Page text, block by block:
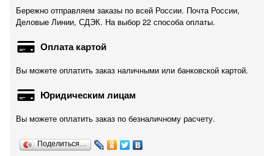
Бережно отправляем заказы по всей России. Почта России,
Деловые Линии, СДЭК. На выбор 22 способа оплаты.
Оплата картой
Вы можете оплатить заказ наличными или банковской картой.
Юридическим лицам
Вы можете оплатить заказ по безналичному расчету.
Поделиться…